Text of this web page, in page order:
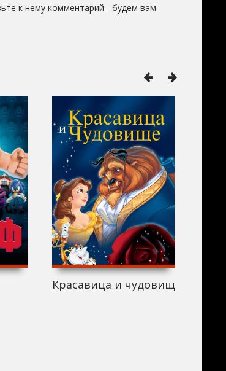
к нему комментарий - будем вам
Красавица и чудовище (2001)